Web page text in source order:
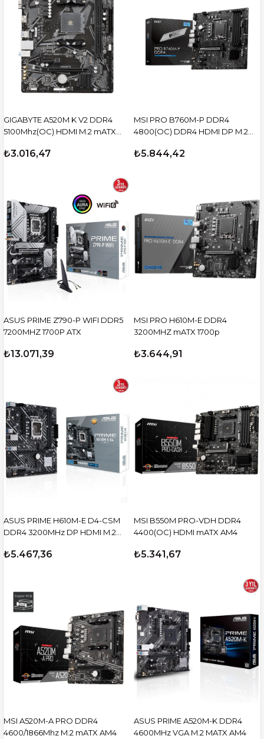
GIGABYTE A520M K V2 DDR4
5100Mhz(OC) HDMI M.2 mATX
₺3.016,47
MSI PRO B760M-P DDR4
4800(OC) DDR4 HDMI DP M.2
₺5.844,42
ASUS PRIME Z790-P WIFI DDR5
7200MHZ 1700P ATX
₺13.071,39
MSI PRO H610M-E DDR4
3200MHZ mATX 1700p
₺3.644,91
ASUS PRIME H610M-E D4-CSM
DDR4 3200MHz DP HDMI M.2
₺5.467,36
MSI B550M PRO-VDH DDR4
4400(OC) HDMI mATX AM4
₺5.341,67
MSI A520M-A PRO DDR4
4600/1866Mhz M.2 mATX AM4
ASUS PRIME A520M-K DDR4
4600MHz VGA M.2 MATX AM4